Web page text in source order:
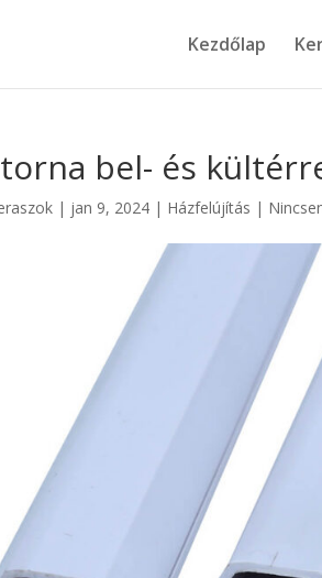
Kezdőlap
bel- és
| jan 9, 2024 | Házfelújítás |